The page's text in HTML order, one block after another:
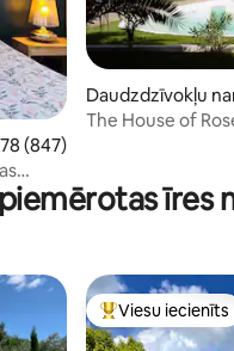
177
vērtējums: 4,78 no 5,
(847)
Daudzdzīvokļu
is
The House of
īres
Populārs viesu
Viesu iecienīts